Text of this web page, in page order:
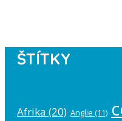
ŠTÍTKY
Afrika (20) Anglie (11)